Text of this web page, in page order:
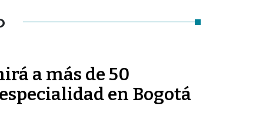
a más de 50
en Bogotá